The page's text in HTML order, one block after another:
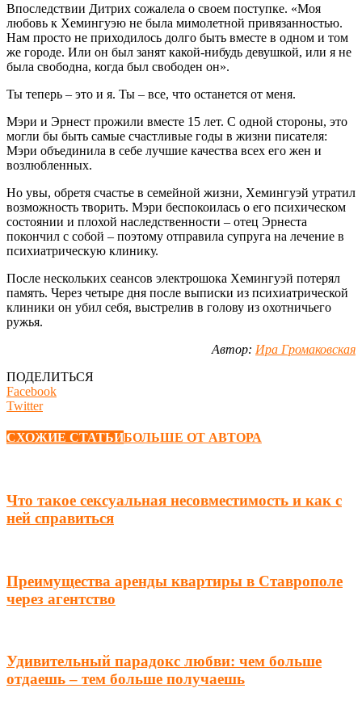
Впоследствии Дитрих сожалела о своем поступке. «Моя
любовь к Хемингуэю не была мимолетной привязанностью.
Нам просто не приходилось долго быть вместе в одном и том
же городе. Или он был занят какой-нибудь девушкой, или я не
была свободна, когда был свободен он».
Ты теперь – это и я. Ты – все, что останется от меня.
Мэри и Эрнест прожили вместе 15 лет. С одной стороны, это
могли бы быть самые счастливые годы в жизни писателя:
Мэри объединила в себе лучшие качества всех его жен и
возлюбленных.
Но увы, обретя счастье в семейной жизни, Хемингуэй утратил
возможность творить. Мэри беспокоилась о его психическом
состоянии и плохой наследственности – отец Эрнеста
покончил с собой – поэтому отправила супруга на лечение в
психиатрическую клинику.
После нескольких сеансов электрошока Хемингуэй потерял
память. Через четыре дня после выписки из психиатрической
клиники он убил себя, выстрелив в голову из охотничьего
ружья.
Автор: Ира Громаковская
ПОДЕЛИТЬСЯ
Facebook
Twitter
СХОЖИЕ СТАТЬИБОЛЬШЕ ОТ АВТОРА
Что такое сексуальная несовместимость и как с
ней справиться
Преимущества аренды квартиры в Ставрополе
через агентство
Удивительный парадокс любви: чем больше
отдаешь – тем больше получаешь